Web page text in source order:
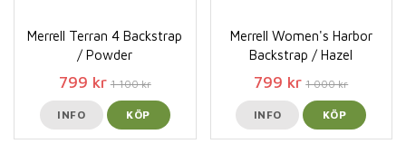
Merrell Terran 4 Backstrap
/ Powder
799 kr 1 100 kr
INFO KÖP
Merrell Women's Harbor
Backstrap / Hazel
799 kr 1 000 kr
INFO KÖP